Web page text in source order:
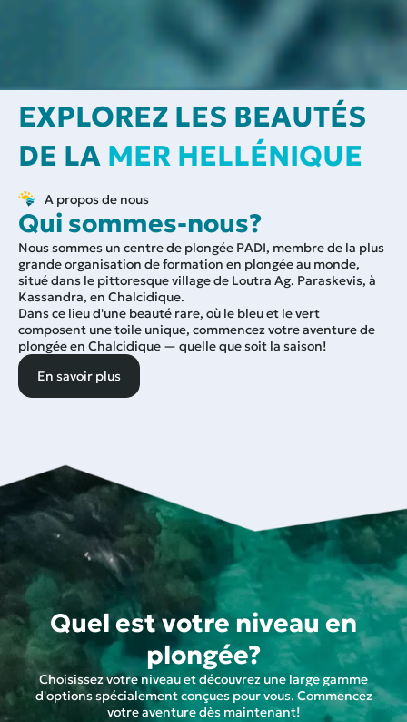
EXPLOREZ LES BEAUTÉS
DE LA MER HELLÉNIQUE
A propos de nous
Qui sommes-nous?
Nous sommes un centre de plongée PADI, membre de la plus
grande organisation de formation en plongée au monde,
situé dans le pittoresque village de Loutra Ag. Paraskevis, à
Kassandra, en Chalcidique.
Dans ce lieu d'une beauté rare, où le bleu et le vert
composent une toile unique, commencez votre aventure de
plongée en Chalcidique — quelle que soit la saison!
En savoir plus
Quel est votre niveau en
plongée?
Choisissez votre niveau et découvrez une large gamme
d'options spécialement conçues pour vous. Commencez
votre aventure dès maintenant!